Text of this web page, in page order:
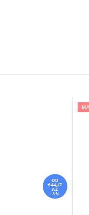
OD
€44,17
AŽ
–3 %